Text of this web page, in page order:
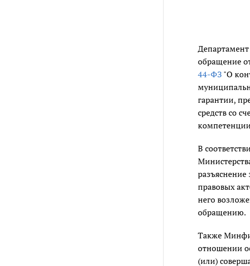
обращение
44-ФЗ "О
гарантии,
средств со
В
правовых
него
обращению.
Также
отношении
(или)